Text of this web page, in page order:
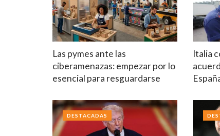
Las pymes ante las
ciberamenazas: empezar por lo
esencial para resguardarse
Italia
DESTACADAS